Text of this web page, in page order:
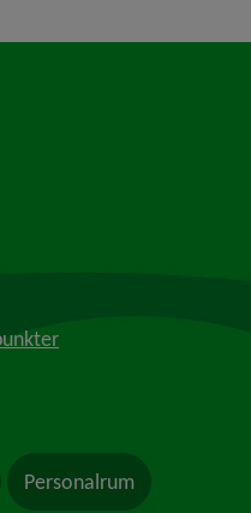
webbplats, öppnas i nytt
Personalrum